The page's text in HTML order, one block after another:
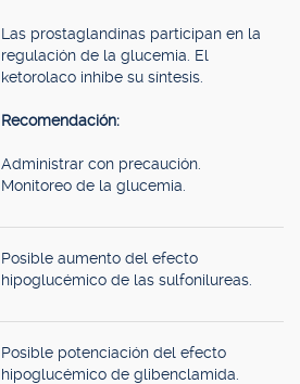
Las prostaglandinas participan en la
regulación de la glucemia. El
ketorolaco inhibe su síntesis.
Recomendación:
Administrar con precaución.
Monitoreo de la glucemia.
Posible aumento del efecto
hipoglucémico de las sulfonilureas.
Posible potenciación del efecto
hipoglucémico de glibenclamida.